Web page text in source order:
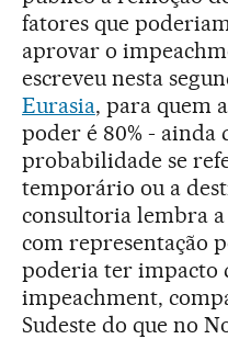
fatores que
aprovar o
escreveu nesta
Eurasia, para quem
poder é 80% - ainda
probabilidade se
temporário ou a
consultoria lembra a
com representação
poderia ter impacto
impeachment,
Sudeste do que no